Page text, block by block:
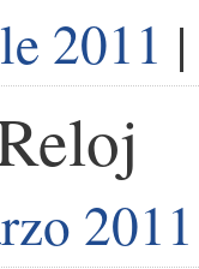
2011
2011